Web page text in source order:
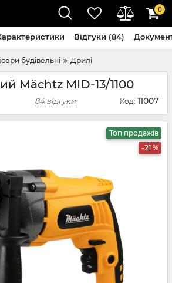
0
будівельні Дрилі
Mächtz MID-13/1100
84 відгуки Код: 11007
Топ продажів
-21 %
Відгуки (84)